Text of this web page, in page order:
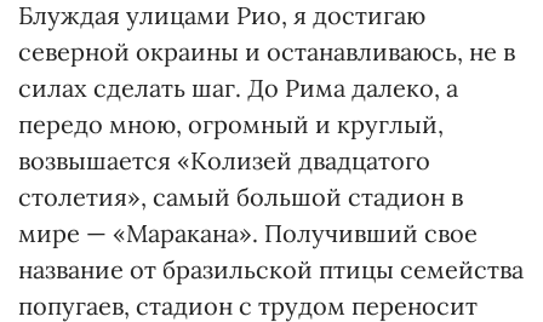
Блуждая улицами Рио, я достигаю
северной окраины и останавливаюсь, не в
силах сделать шаг. До Рима далеко, а
передо мною, огромный и круглый,
возвышается «Колизей двадцатого
столетия», самый большой стадион в
мире — «Маракана». Получивший свое
название от бразильской птицы семейства
попугаев, стадион с трудом переносит